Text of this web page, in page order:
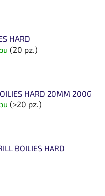
HARD
(20 pz.)
HARD 20MM 200G
(>20 pz.)
BOILIES HARD